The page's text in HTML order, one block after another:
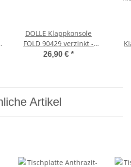
DOLLE Klappkonsole
FOLD 90429 verzinkt -
Klappenaussteller -
26,90 € *
Artikel